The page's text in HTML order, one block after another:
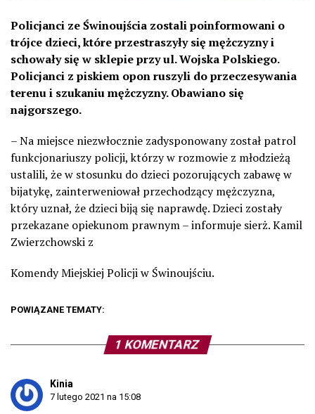
Policjanci ze Świnoujścia zostali poinformowani o
trójce dzieci, które przestraszyły się mężczyzny i
schowały się w sklepie przy ul. Wojska Polskiego.
Policjanci z piskiem opon ruszyli do przeczesywania
terenu i szukaniu mężczyzny. Obawiano się
najgorszego.
– Na miejsce niezwłocznie zadysponowany został patrol
funkcjonariuszy policji, którzy w rozmowie z młodzieżą
ustalili, że w stosunku do dzieci pozorujących zabawę w
bijatykę, zainterweniował przechodzący mężczyzna,
który uznał, że dzieci biją się naprawdę. Dzieci zostały
przekazane opiekunom prawnym – informuje sierż. Kamil
Zwierzchowski z
Komendy Miejskiej Policji w Świnoujściu.
POWIĄZANE TEMATY:
1 KOMENTARZ
Kinia
7 lutego 2021 na 15:08